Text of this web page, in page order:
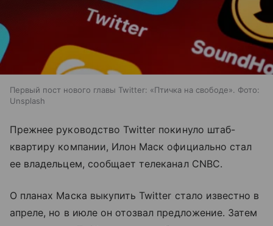
Первый пост нового главы Twitter: «Птичка на свободе». Фото:
Unsplash
Прежнее руководство Twitter покинуло штаб-
квартиру компании, Илон Маск официально стал
ее владельцем, сообщает телеканал CNBC.
О планах Маска выкупить Twitter стало известно в
апреле, но в июле он отозвал предложение. Затем